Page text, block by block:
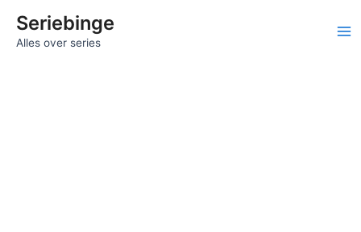
naarSeriebinge
Alles over series